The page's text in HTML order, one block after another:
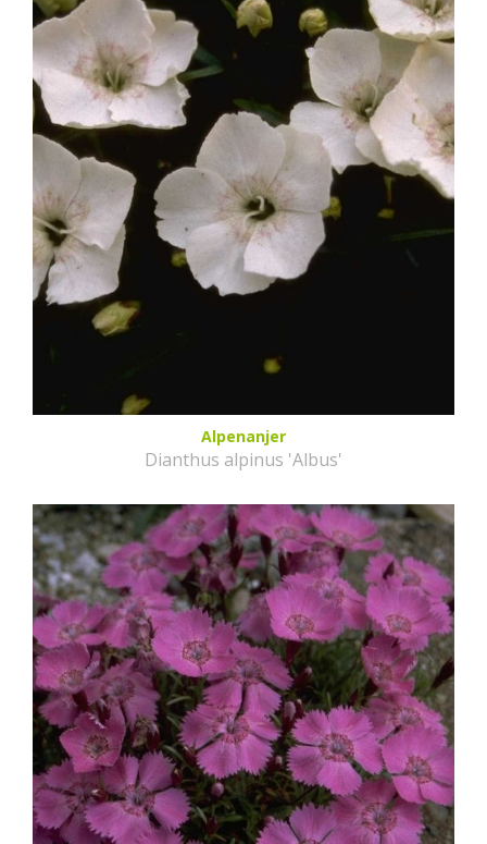
Alpenanjer
Dianthus alpinus 'Albus'